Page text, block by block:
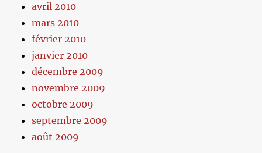
avril 2010
mars 2010
février 2010
janvier 2010
décembre 2009
novembre 2009
octobre 2009
septembre 2009
août 2009